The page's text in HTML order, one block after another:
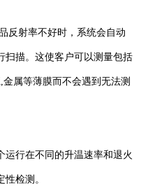
反射率不好时，系统会自动
扫描。这使客户可以测量包括
属等薄膜而不会遇到无法测
运行在不同的升温速率和退火
检测。